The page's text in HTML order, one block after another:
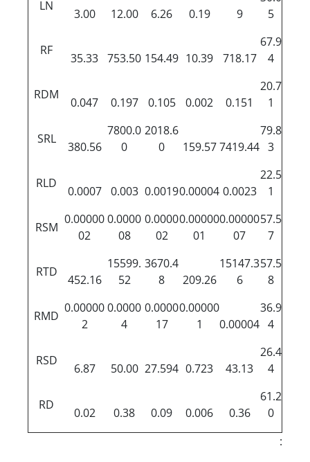
LN
3.00 12.00 6.26 0.19 9
5
RF
35.33 753.50 154.49 10.39 718.17
67.9
4
RDM
0.047 0.197 0.105 0.002 0.151
20.7
1
SRL
380.56
7800.0
0
2018.6
0
159.57 7419.44
79.8
3
RLD
0.0007 0.003 0.00190.00004 0.0023
22.5
1
RSM
0.00000
02
0.0000
08
0.0000
02
0.00000
01
0.00000
07
57.5
7
RTD
452.16
15599.
52
3670.4
8
209.26
15147.3
6
57.5
8
RMD
0.00000
2
0.0000
4
0.0000
17
0.00000
1
0.00004
36.9
4
RSD
6.87 50.00 27.594 0.723 43.13
26.4
4
RD
0.02 0.38 0.09 0.006 0.36
61.2
0
: